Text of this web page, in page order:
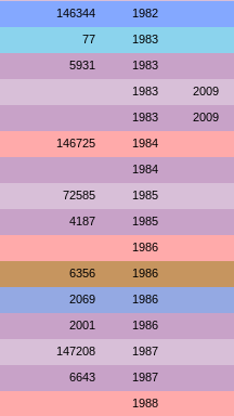
146344 1982
77 1983
5931 1983
1983 2009
1983 2009
146725 1984
1984
72585 1985
4187 1985
1986
6356 1986
2069 1986
2001 1986
147208 1987
6643 1987
1988